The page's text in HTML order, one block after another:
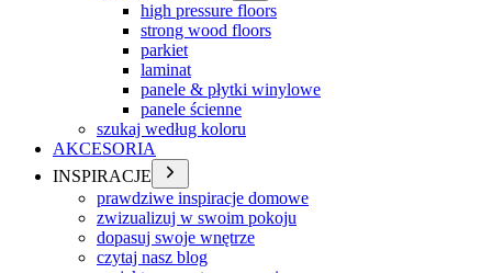
high pressure floors
strong wood floors
parkiet
laminat
panele & płytki winylowe
panele ścienne
szukaj według koloru
AKCESORIA
INSPIRACJE
prawdziwe inspiracje domowe
zwizualizuj w swoim pokoju
dopasuj swoje wnętrze
czytaj nasz blog